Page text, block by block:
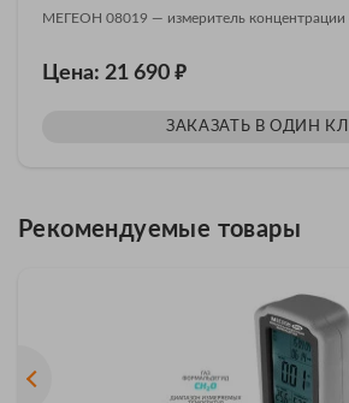
МЕГЕОН 08019 — измеритель концентрации
Цена: 21 690 ₽
ЗАКАЗАТЬ В ОДИН
Рекомендуемые товары